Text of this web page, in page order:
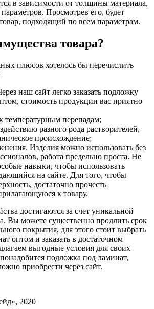
в зависимости от толщины материала,
Просмотрев его, будет
подходящий по всем параметрам.
товара?
плюсов хотелось бы перечислить
наш сайт легко заказать подложку
стоимость продукции вас приятно
температурным перепадам;
разного рода растворителей,
происхождение;
Изделия можно использовать без
работа предельно проста. Не
навыки, чтобы использовать
на сайте. Для того, чтобы
достаточно прочесть
к товару.
достигаются за счет уникальной
Вы можете существенно продлить срок
покрытия, для этого стоит выбрать
оптом и заказать в достаточном
выгодные условия для своих
подложка под ламинат,
приобрести через сайт.
2020